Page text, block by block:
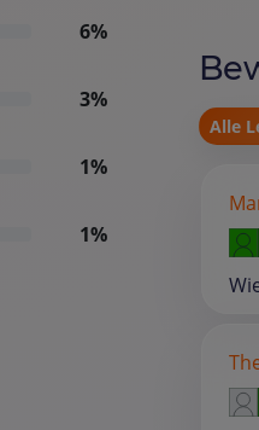
6%
3%
1%
1%
Alle